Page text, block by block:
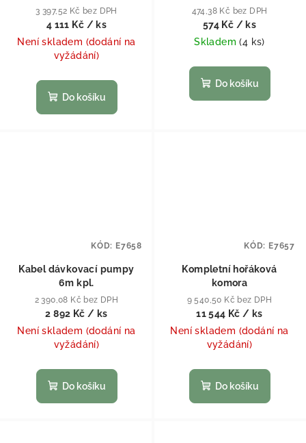
3 397,52 Kč bez DPH
4 111 Kč / ks
Není skladem (dodání na
vyžádání)
Do košíku
474,38 Kč bez DPH
574 Kč / ks
Skladem(4 ks)
Do košíku
Kabel dávkovací pumpy
6m kpl.
2 390,08 Kč bez DPH
2 892 Kč / ks
Není skladem (dodání na
vyžádání)
Do košíku
KÓD: E7658
Kompletní hořáková
komora
9 540,50 Kč bez DPH
11 544 Kč / ks
Není skladem (dodání na
vyžádání)
Do košíku
KÓD: E7657